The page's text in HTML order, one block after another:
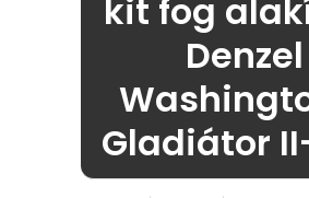
kit fog
Denzel
Gladiátor